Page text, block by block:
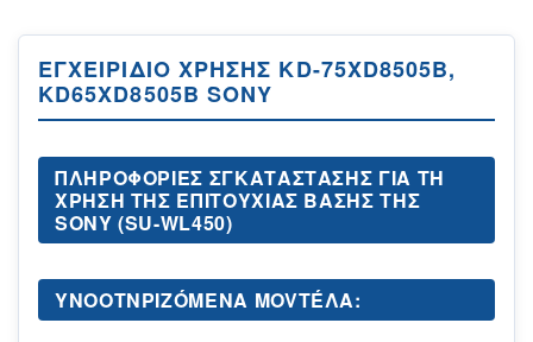
ΕΓΧΕΙΡΊΔΙΟ ΧΡΉΣΗΣ KD-75XD8505B,
KD65XD8505B SONY
ΠΛΗΡΟΦΌΡΙΕΣ ΣΓΚΑΤΆΣΤΑΣΉΣ ΓΊΑ ΤΗ
XΡΉΣΗ ΤΗΣ ΕΠΙΤΟΎΧΙΑΣ ΒΆΣΗΣ ΤΗΣ
SONY (SU-WL450)
YNOOTNPIZÓΜΕΝΑ MOVΤÉΛΑ: